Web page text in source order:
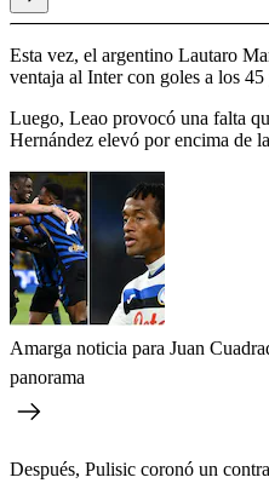
Esta vez, el argentino Lautaro
ventaja al Inter con goles a los
Luego, Leao provocó una falta
Hernández elevó por encima de
Amarga noticia para Juan
panorama
Después, Pulisic coronó un